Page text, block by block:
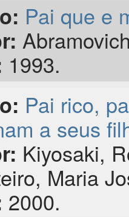
Pai que e
1993.
Pai rico,
a seus
Kiyosaki,
Maria
2000.